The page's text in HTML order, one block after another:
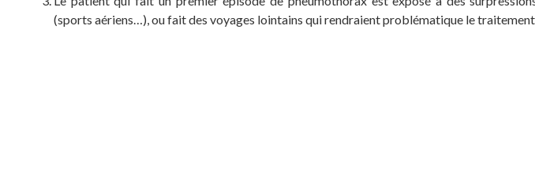
(sports aériens…), ou fait des voyages lointains qui rendraient problématique le traitement